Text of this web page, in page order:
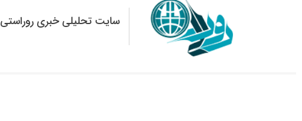
سایت تحلیلی خبری روراستی